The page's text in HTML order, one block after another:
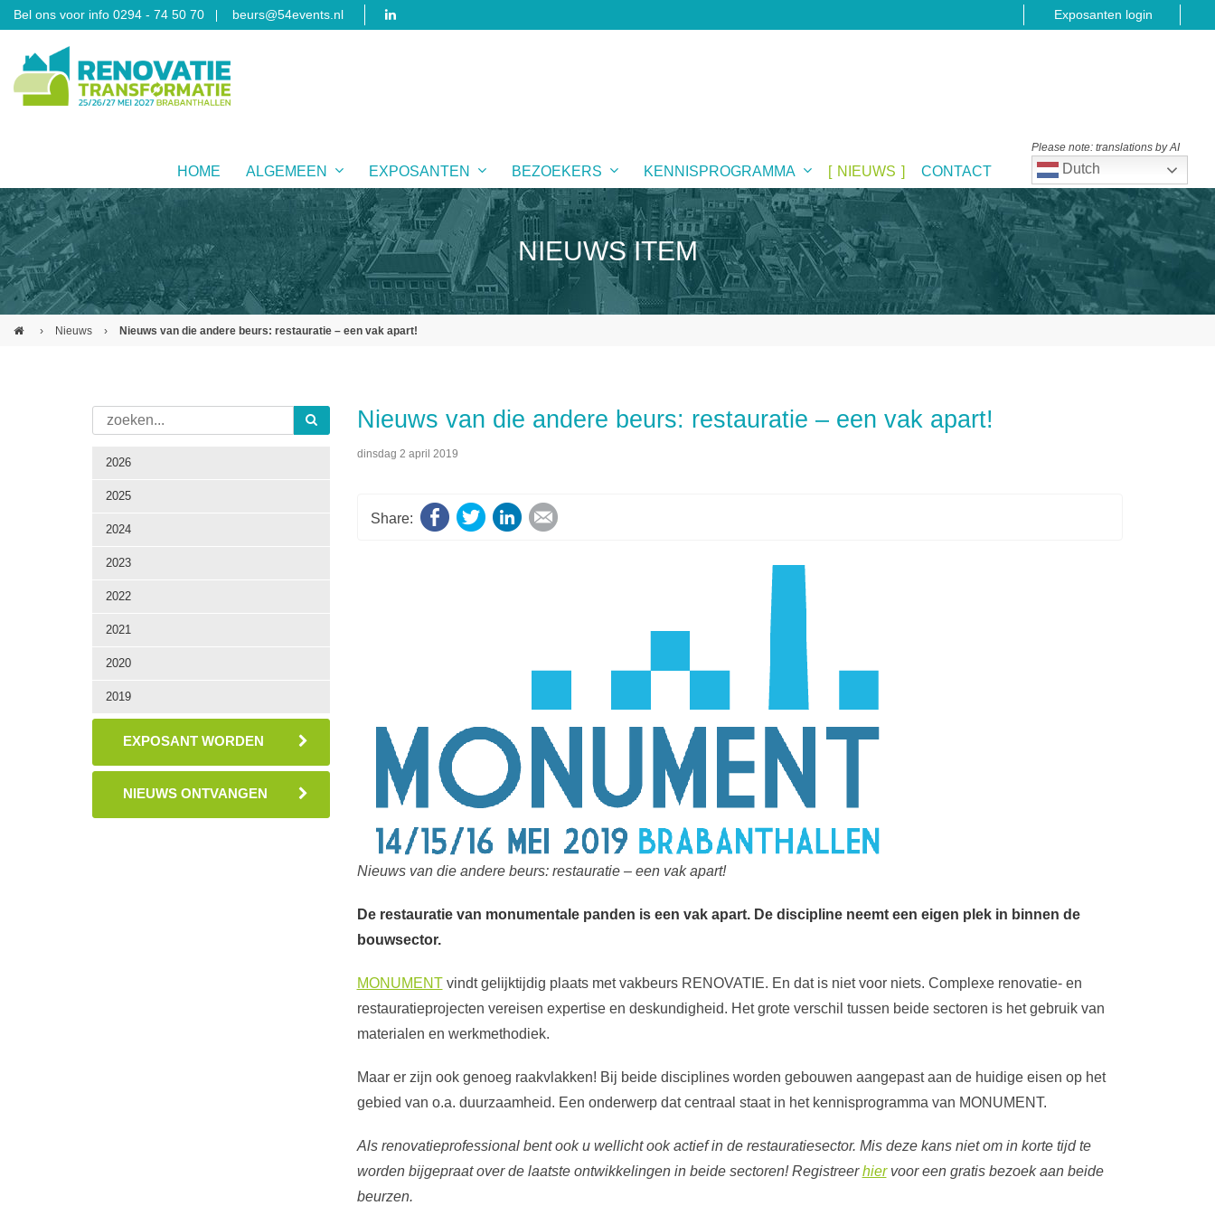
Bel ons voor info 0294 - 74 50 70 beurs@54events.nl Exposanten login
HOME ALGEMEEN EXPOSANTEN BEZOEKERS KENNISPROGRAMMA NIEUWS CONTACT Dutch
Please note: translations by AI
NIEUWS ITEM
› Nieuws › Nieuws van die andere beurs: restauratie – een vak apart!
2026
2025
2024
2023
2022
2021
2020
2019
EXPOSANT WORDEN
NIEUWS ONTVANGEN
Nieuws van die andere beurs: restauratie – een vak apart!
dinsdag 2 april 2019
Facebook
TwitterLinkedInE-mail
Nieuws van die andere beurs: restauratie – een vak apart!
De restauratie van monumentale panden is een vak apart. De discipline neemt een eigen plek in binnen de
bouwsector.
MONUMENTvindt gelijktijdig plaats met vakbeurs RENOVATIE. En dat is niet voor niets. Complexe renovatie- en
restauratieprojecten vereisen expertise en deskundigheid. Het grote verschil tussen beide sectoren is het gebruik van
materialen en werkmethodiek.
Maar er zijn ook genoeg raakvlakken! Bij beide disciplines worden gebouwen aangepast aan de huidige eisen op het
gebied van o.a. duurzaamheid. Een onderwerp dat centraal staat in het kennisprogramma van MONUMENT.
Als renovatieprofessional bent ook u wellicht ook actief in de restauratiesector. Mis deze kans niet om in korte tijd te
worden bijgepraat over de laatste ontwikkelingen in beide sectoren! Registreerhiervoor een gratis bezoek aan beide
beurzen.